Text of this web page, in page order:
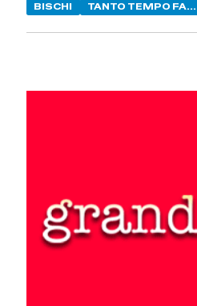
BISCHI
TANTO TEMPO FA...